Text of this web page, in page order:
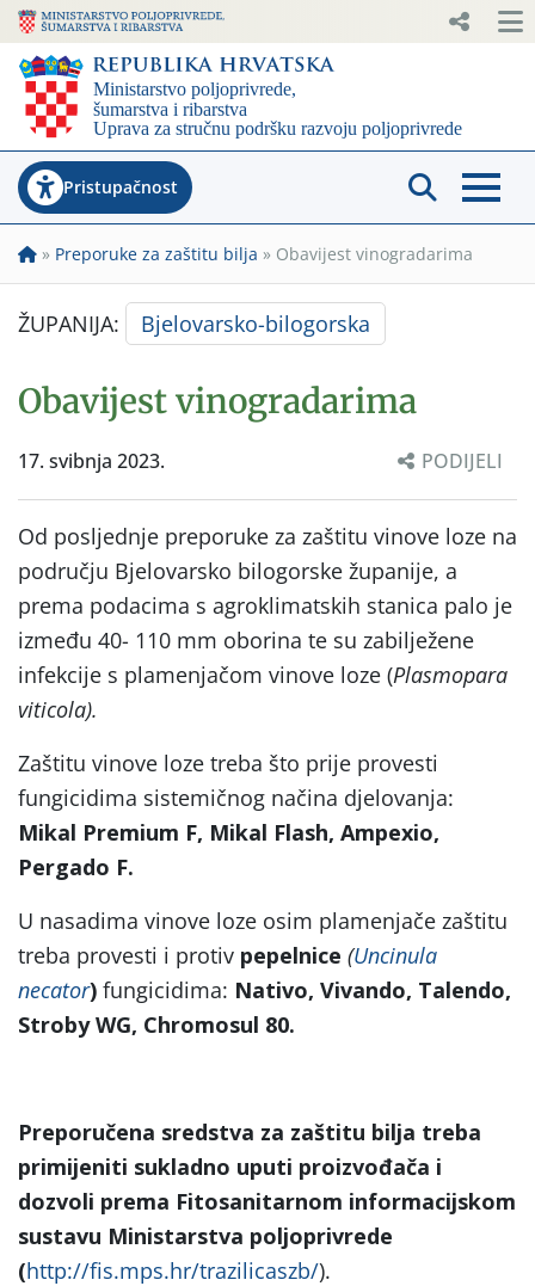
Pristupačnost
» Preporuke za zaštitu bilja » Obavijest vinogradarima
ŽUPANIJA: Bjelovarsko-bilogorska
Obavijest vinogradarima
17. svibnja 2023. PODIJELI
Od posljednje preporuke za zaštitu vinove loze na
području Bjelovarsko bilogorske županije, a
prema podacima s agroklimatskih stanica palo je
između 40- 110 mm oborina te su zabilježene
infekcije s plamenjačom vinove loze (Plasmopara
viticola).
Zaštitu vinove loze treba što prije provesti
fungicidima sistemičnog načina djelovanja:
Mikal Premium F, Mikal Flash, Ampexio,
Pergado F.
U nasadima vinove loze osim plamenjače zaštitu
treba provesti i protiv pepelnice (Uncinula
necator) fungicidima: Nativo, Vivando, Talendo,
Stroby WG, Chromosul 80.
Preporučena sredstva za zaštitu bilja treba
primijeniti sukladno uputi proizvođača i
dozvoli prema Fitosanitarnom informacijskom
sustavu Ministarstva poljoprivrede
(http://fis.mps.hr/trazilicaszb/).